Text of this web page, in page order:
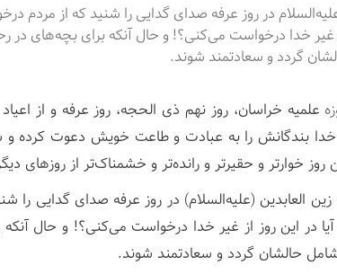
در روز عرفه صدای گدایی را شنید که از مردم
از غیر خدا درخواست می‌کنی؟! و حال آنکه برای بچه‌های در
گردد و سعادتمند شوند.
علمیه خراسان، روز نهم ذی الحجه، روز عرفه و از
بندگانش را به عبادت و طاعت خویش دعوت کرده و
خوارتر و حقیرتر و رانده‌تر و خشمناک‌تر از روزهای
العابدین (علیه‌السلام) در روز عرفه صدای گدایی را
آیا در این روز از غیر خدا درخواست می‌کنی؟! و حال
حالشان گردد و سعادتمند شوند.